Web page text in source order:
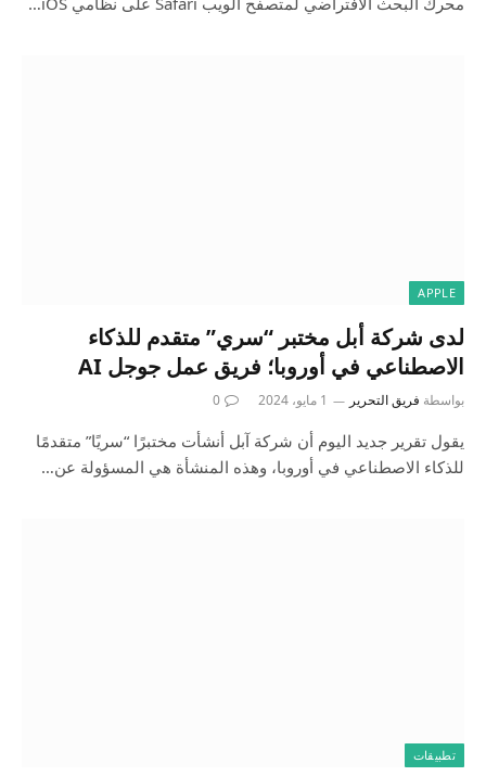
APPLE
لدى شركة أبل مختبر “سري” متقدم للذكاء
الاصطناعي في أوروبا؛ فريق عمل جوجل AI
بواسطة فريق التحرير 1 مايو، 2024 0
يقول تقرير جديد اليوم أن شركة آبل أنشأت مختبرًا “سريًا” متقدمًا
للذكاء الاصطناعي في أوروبا، وهذه المنشأة هي المسؤولة عن…
تطبيقات